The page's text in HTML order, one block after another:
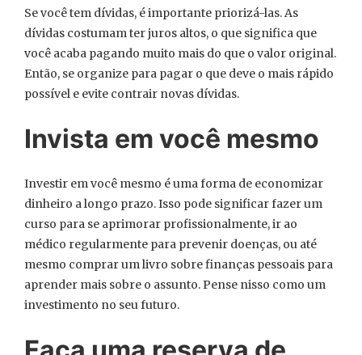
Se você tem dívidas, é importante priorizá-las. As
dívidas costumam ter juros altos, o que significa que
você acaba pagando muito mais do que o valor original.
Então, se organize para pagar o que deve o mais rápido
possível e evite contrair novas dívidas.
Invista em você mesmo
Investir em você mesmo é uma forma de economizar
dinheiro a longo prazo. Isso pode significar fazer um
curso para se aprimorar profissionalmente, ir ao
médico regularmente para prevenir doenças, ou até
mesmo comprar um livro sobre finanças pessoais para
aprender mais sobre o assunto. Pense nisso como um
investimento no seu futuro.